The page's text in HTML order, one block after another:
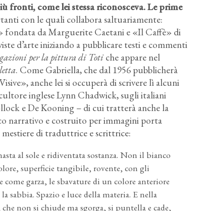
come lei stessa riconosceva. Le prime
con le quali collabora saltuariamente:
fondata da Marguerite Caetani e «Il Caffè» di
d’arte iniziando a pubblicare testi e commenti
per la pittura di Totiche appare nel
. Come Gabriella, che dal 1956 pubblicherà
anche lei si occuperà di scrivere lì alcuni
inglese Lynn Chadwick, sugli italiani
e De Kooning – di cui tratterà anche la
narrativo e costruito per immagini porta
di traduttrice e scrittrice:
al sole e ridiventata sostanza. Non il bianco
superficie tangibile, rovente, con gli
garza, le sbavature di un colore anteriore
Spazio e luce della materia. E nella
non si chiude ma sgorga, si puntella e cade,